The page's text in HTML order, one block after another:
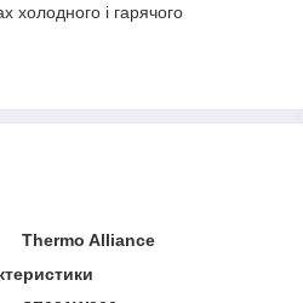
холодного і гарячого
Thermo Alliance